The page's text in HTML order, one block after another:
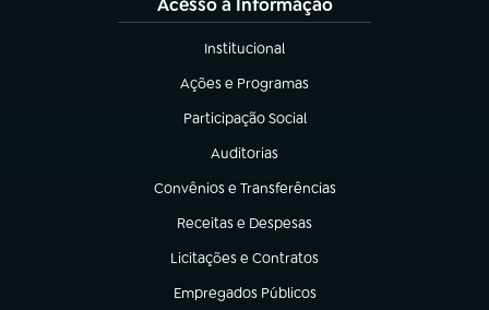
Acesso à Informação
Institucional
(abre em nova aba)
Ações e Programas
(abre em nova aba)
Participação Social
(abre em nova aba)
Auditorias
(abre em nova aba)
Convênios e Transferências
(abre em nova aba)
Receitas e Despesas
(abre em nova aba)
Licitações e Contratos
(abre em nova aba)
Empregados Públicos
(abre em nova aba)